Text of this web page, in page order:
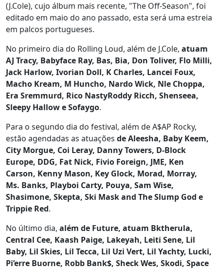
(J.Cole), cujo álbum mais recente, "The Off-Season", foi
editado em maio do ano passado, esta será uma estreia
em palcos portugueses.
No primeiro dia do Rolling Loud, além de J.Cole, atuam
AJ Tracy, Babyface Ray, Bas, Bia, Don Toliver, Flo Milli,
Jack Harlow, Ivorian Doll, K Charles, Lancei Foux,
Macho Kream, M Huncho, Nardo Wick, Nle Choppa,
Era Sremmurd, Rico NastyRoddy Ricch, Shenseea,
Sleepy Hallow e Sofaygo.
Para o segundo dia do festival, além de A$AP Rocky,
estão agendadas as atuações de Aleesha, Baby Keem,
City Morgue, Coi Leray, Danny Towers, D-Block
Europe, DDG, Fat Nick, Fivio Foreign, JME, Ken
Carson, Kenny Mason, Key Glock, Morad, Morray,
Ms. Banks, Playboi Carty, Pouya, Sam Wise,
Shasimone, Skepta, Ski Mask and The Slump God e
Trippie Red.
No último dia, além de Future, atuam Bktherula,
Central Cee, Kaash Paige, Lakeyah, Leiti Sene, Lil
Baby, Lil Skies, Lil Tecca, Lil Uzi Vert, Lil Yachty, Lucki,
Pi’erre Buorne, Robb Bank$, Sheck Wes, Skodi, Space